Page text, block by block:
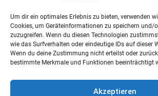
Um dir ein optimales Erlebnis zu bieten, verwenden
Cookies, um Geräteinformationen zu speichern und/
zuzugreifen. Wenn du diesen Technologien
wie das Surfverhalten oder eindeutige IDs auf dieser
Wenn du deine Zustimmung nicht erteilst oder
bestimmte Merkmale und Funktionen beeinträchtigt
Akzeptieren
foglalkoztatás/elhelyezés
Személyzet keresése – Jelentkezői
Személyzeti kérés küldése
Rólunk